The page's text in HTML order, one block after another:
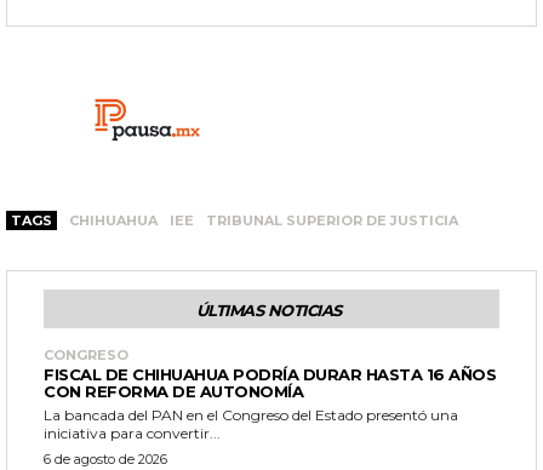
TAGS CHIHUAHUA IEE TRIBUNAL SUPERIOR DE JUSTICIA
ÚLTIMAS NOTICIAS
CONGRESO
FISCAL DE CHIHUAHUA PODRÍA DURAR HASTA 16 AÑOS
CON REFORMA DE AUTONOMÍA
La bancada del PAN en el Congreso del Estado presentó una
iniciativa para convertir...
6 de agosto de 2026